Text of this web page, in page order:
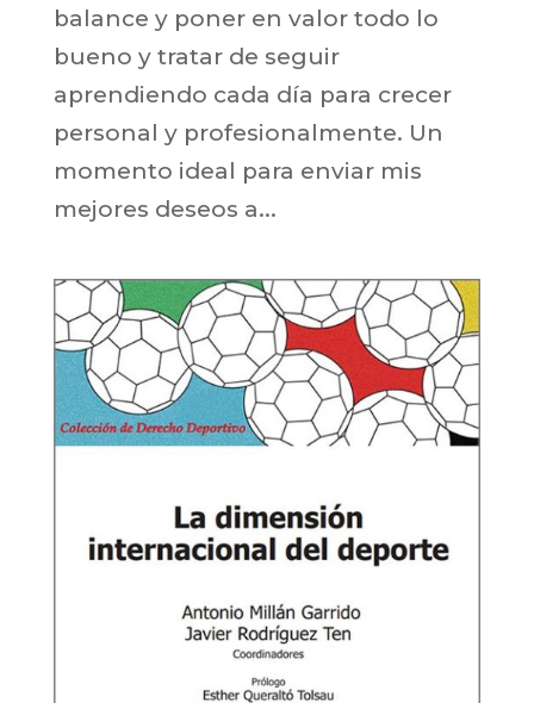
balance y poner en valor todo lo
bueno y tratar de seguir
aprendiendo cada día para crecer
personal y profesionalmente. Un
momento ideal para enviar mis
mejores deseos a...